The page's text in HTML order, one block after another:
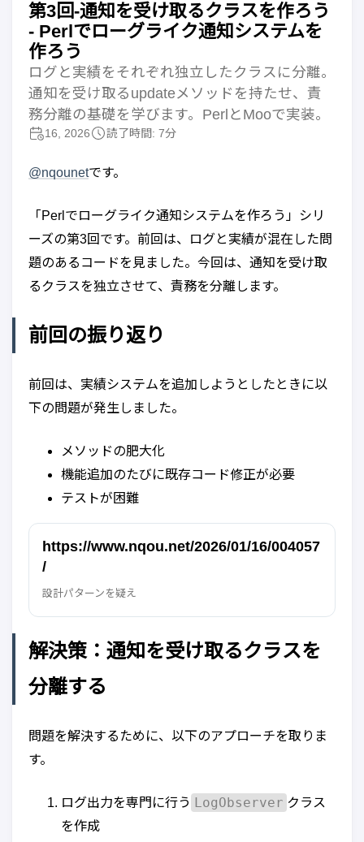
第3回-通知を受け取るクラスを作ろう
- Perlでローグライク通知システムを
作ろう
ログと実績をそれぞれ独立したクラスに分離。
通知を受け取るupdateメソッドを持たせ、責
務分離の基礎を学びます。PerlとMooで実装。
16, 2026 読了時間: 7分
@nqounetです。
「Perlでローグライク通知システムを作ろう」シリ
ーズの第3回です。前回は、ログと実績が混在した問
題のあるコードを見ました。今回は、通知を受け取
るクラスを独立させて、責務を分離します。
前回の振り返り
前回は、実績システムを追加しようとしたときに以
下の問題が発生しました。
メソッドの肥大化
機能追加のたびに既存コード修正が必要
テストが困難
https://www.nqou.net/2026/01/16/004057
/
設計パターンを疑え
解決策：通知を受け取るクラスを
分離する
問題を解決するために、以下のアプローチを取りま
す。
ログ出力を専門に行う LogObserver クラス
を作成